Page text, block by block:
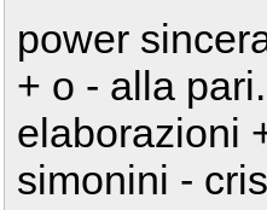
power
+ o - alla
elaborazioni
simonini -